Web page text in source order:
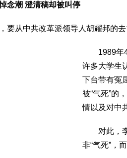
潮 澄清稿却被叫停
从中共改革派领导人胡耀邦的去
1989年4
许多大学生
下台带有冤
被“气死”的
情以及对中
对此，李
非“气死”，